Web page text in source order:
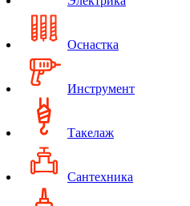
Оснастка
Инструмент
Такелаж
Сантехника